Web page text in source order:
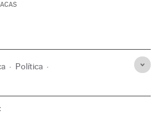
Política